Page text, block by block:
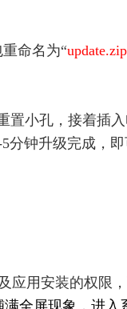
命名为“update.zip
置小孔，接着插
钟升级完成，即
应用安装的权限
全屏现象，进入